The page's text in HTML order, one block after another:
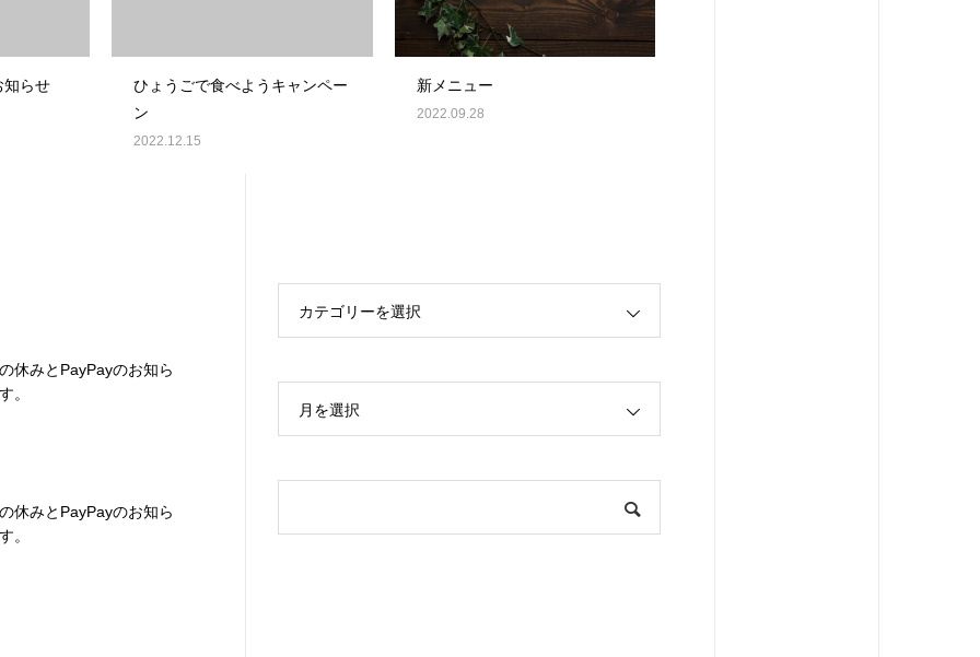
知らせ
ひょうごで食べようキャンペー
ン
2022.12.15
新メニュー
2022.09.28
休みとPayPayのお知ら
。
休みとPayPayのお知ら
。
カテゴリーを選択
月を選択